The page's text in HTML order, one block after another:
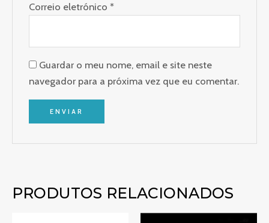
Correio eletrónico*
Guardar o meu nome, email e site neste
navegador para a próxima vez que eu comentar.
PRODUTOS RELACIONADOS